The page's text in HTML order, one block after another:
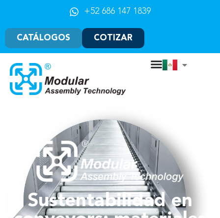
+52 686 147 1839
CATÁLOGOS COTIZAR
Sustentabilidad en